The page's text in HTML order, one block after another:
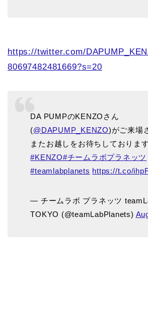
https://twitter.com/
80697482481669?s=20
DA PUMPのKENZOさん
(@DAPUMP_KENZO)がご来場
またお越しをお待ちしておりま
#KENZO#チームラボプラネッツ
#teamlabplanets https://t.co/
— チームラボ プラネッツ
TOKYO (@teamLabPlanets)